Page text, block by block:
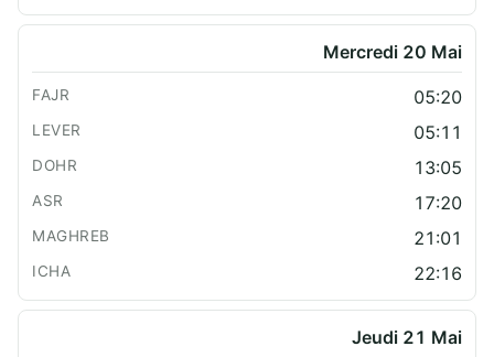
Mercredi 20 Mai
05:20
05:11
13:05
17:20
21:01
22:16
Jeudi 21 Mai